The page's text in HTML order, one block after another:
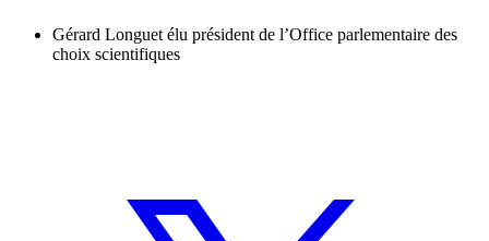
Gérard Longuet élu président de l’Office parlementaire des
choix scientifiques